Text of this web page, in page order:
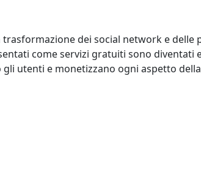
dei social network e delle
come servizi gratuiti sono diventati
utenti e monetizzano ogni aspetto